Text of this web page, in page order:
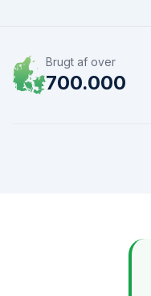
Brugt af over
700.000